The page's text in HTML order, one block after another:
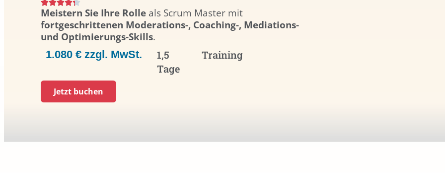
Meistern Sie Ihre Rolle als Scrum Master mit
fortgeschrittenen Moderations-, Coaching-, Mediations-
und Optimierungs-Skills.
1.080 € zzgl. MwSt.
1,5
Tage
Training
Jetzt buchen